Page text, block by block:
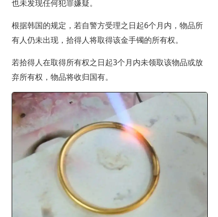
也未发现任何犯罪嫌疑。
根据韩国的规定，若自警方受理之日起6个月内，物品所
有人仍未出现，拾得人将取得该金手镯的所有权。
若拾得人在取得所有权之日起3个月内未领取该物品或放
弃所有权，物品将收归国有。